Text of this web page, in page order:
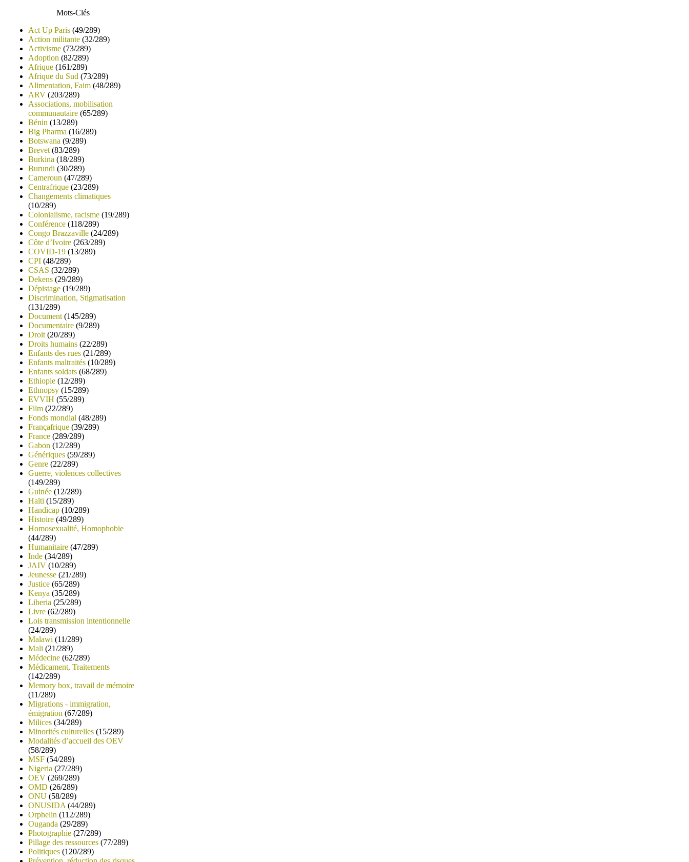
Mots-Clés
Act Up Paris (49/289)
Action militante (32/289)
Activisme (73/289)
Adoption (82/289)
Afrique (161/289)
Afrique du Sud (73/289)
Alimentation, Faim (48/289)
ARV (203/289)
Associations, mobilisation
communautaire (65/289)
Bénin (13/289)
Big Pharma (16/289)
Botswana (9/289)
Brevet (83/289)
Burkina (18/289)
Burundi (30/289)
Cameroun (47/289)
Centrafrique (23/289)
Changements climatiques
(10/289)
Colonialisme, racisme (19/289)
Conférence (118/289)
Congo Brazzaville (24/289)
Côte d’Ivoire (263/289)
COVID-19 (13/289)
CPI (48/289)
CSAS (32/289)
Dekens (29/289)
Dépistage (19/289)
Discrimination, Stigmatisation
(131/289)
Document (145/289)
Documentaire (9/289)
Droit (20/289)
Droits humains (22/289)
Enfants des rues (21/289)
Enfants maltraités (10/289)
Enfants soldats (68/289)
Ethiopie (12/289)
Ethnopsy (15/289)
EVVIH (55/289)
Film (22/289)
Fonds mondial (48/289)
Françafrique (39/289)
France (289/289)
Gabon (12/289)
Génériques (59/289)
Genre (22/289)
Guerre, violences collectives
(149/289)
Guinée (12/289)
Haïti (15/289)
Handicap (10/289)
Histoire (49/289)
Homosexualité, Homophobie
(44/289)
Humanitaire (47/289)
Inde (34/289)
JAIV (10/289)
Jeunesse (21/289)
Justice (65/289)
Kenya (35/289)
Liberia (25/289)
Livre (62/289)
Lois transmission intentionnelle
(24/289)
Malawi (11/289)
Mali (21/289)
Médecine (62/289)
Médicament, Traitements
(142/289)
Memory box, travail de mémoire
(11/289)
Migrations - immigration,
émigration (67/289)
Milices (34/289)
Minorités culturelles (15/289)
Modalités d’accueil des OEV
(58/289)
MSF (54/289)
Nigeria (27/289)
OEV (269/289)
OMD (26/289)
ONU (58/289)
ONUSIDA (44/289)
Orphelin (112/289)
Ouganda (29/289)
Photographie (27/289)
Pillage des ressources (77/289)
Politiques (120/289)